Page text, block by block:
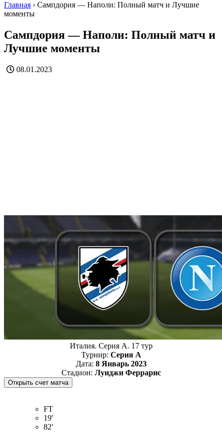
Главная › Сампдория — Наполи: Полный матч и Лучшие
моменты
Сампдория — Наполи: Полный матч и
Лучшие моменты
08.01.2023
Италия. Серия А. 17 тур
Турнир: Серия А
Дата: 8 Январь 2023
Стадион: Луиджи Феррарис
FT
19′
82′